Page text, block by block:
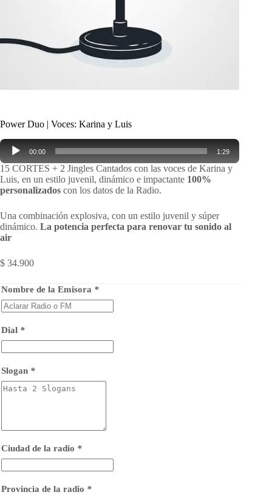
Power Duo | Voces: Karina y Luis
Reproductor
audio
00:00 1:29
15 CORTES + 2 Jingles Cantados con las voces de Karina y
Luis, en un estilo juvenil, dinámico e impactante 100%
personalizados con los datos de la Radio.
Una combinación explosiva, con un estilo juvenil y súper
dinámico. La potencia perfecta para renovar tu sonido al
air
$ 34.900
Nombre de la Emisora *
Dial *
Slogan *
Ciudad de la radio *
Provincia de la radio *